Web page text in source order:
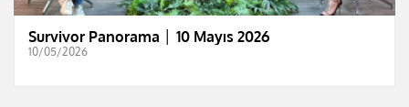
Survivor Panorama │ 10 Mayıs 2026
10/05/2026